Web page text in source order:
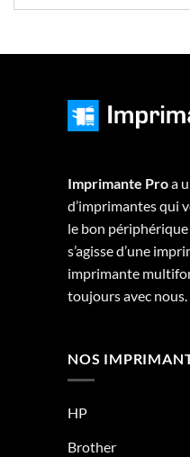
Imprimante Proa
d’imprimantes qui
le bon périphérique
s’agisse d’une
imprimante
toujours avec nous.
NOS
HP
Brother